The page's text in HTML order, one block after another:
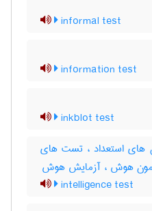
informal test
information test
inkblot test
استعداد ، تست های
هوش ، آزمایش هوش
intelligence test